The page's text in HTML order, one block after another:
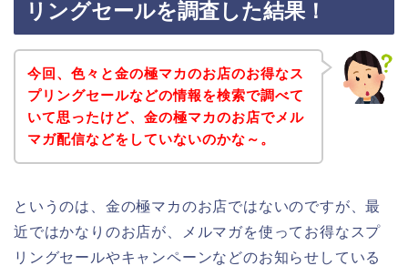
リングセールを調査した結果！
今回、色々と金の極マカのお店のお得なス
プリングセールなどの情報を検索で調べて
いて思ったけど、金の極マカのお店でメル
マガ配信などをしていないのかな～。
というのは、金の極マカのお店ではないのですが、最
近ではかなりのお店が、メルマガを使ってお得なスプ
リングセールやキャンペーンなどのお知らせしている